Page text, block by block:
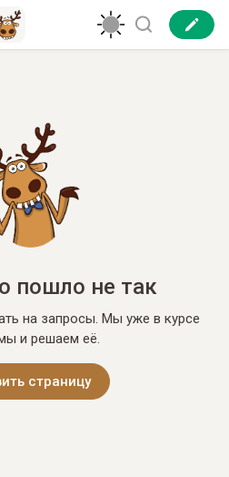
пошло не так
на запросы. Мы уже в курсе
и решаем её.
страницу